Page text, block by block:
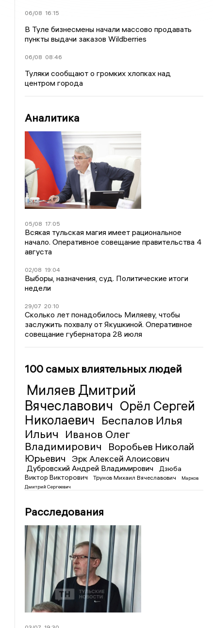
06/08 16:15
В Туле бизнесмены начали массово продавать
пункты выдачи заказов Wildberries
06/08 08:46
Туляки сообщают о громких хлопках над
центром города
Аналитика
05/08 17:05
Всякая тульская магия имеет рациональное
начало. Оперативное совещание правительства 4
августа
02/08 19:04
Выборы, назначения, суд. Политические итоги
недели
29/07 20:10
Сколько лет понадобилось Миляеву, чтобы
заслужить похвалу от Якушкиной. Оперативное
совещание губернатора 28 июля
100 самых влиятельных людей
Миляев Дмитрий
Вячеславович Орёл Сергей
Николаевич Беспалов Илья
Ильич
Иванов Олег
Владимирович
Воробьев Николай
Юрьевич
Эрк Алексей Алоисович
Дубровский Андрей Владимирович
Дзюба
Виктор Викторович
Трунов Михаил Вячеславович
Марков
Дмитрий Сергеевич
Расследования